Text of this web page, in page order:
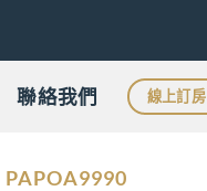
聯絡我們 線上訂房
PAPOA9990